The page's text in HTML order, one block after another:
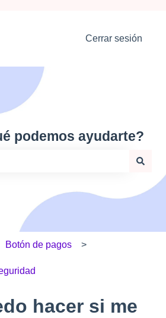
Cerrar sesión
podemos ayudarte?
porque el campo de búsqueda
Botón de pagos
hacer si me